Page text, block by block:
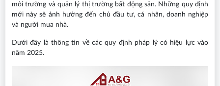
môi trường và quản lý thị trường bất động sản. Những quy định
mới này sẽ ảnh hưởng đến chủ đầu tư, cá nhân, doanh nghiệp
và người mua nhà.
Dưới đây là thông tin về các quy định pháp lý có hiệu lực vào
năm 2025.